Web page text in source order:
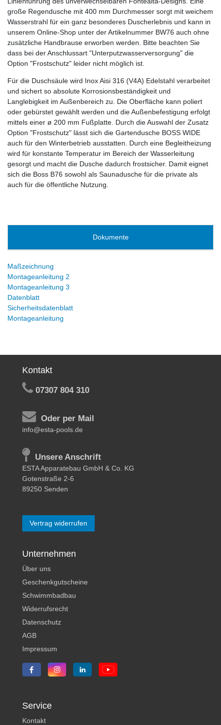
große Regendusche mit 400 mm Durchmesser sorgt mit weichem
Wasserstrahl für ein ganz besonderes Duscherlebnis und kann in
unserem Online-Shop unter der Artikelnummer BW76 auch ohne
zusätzliche Handbrause erworben werden. Bitte beachten Sie
dass bei der Anschlussart "Unterputzwasserversorgung" die
Option "Frostschutz" leider nicht möglich ist.
Für die Duschsäule wird Inox Aisi 316 (V4A) Edelstahl verarbeitet
und sichert so absolute Korrosionsbeständigkeit und
Langlebigkeit im Außenbereich zu. Die Oberfläche kann poliert
oder gebürstet gewählt werden und die Außenbefestigung erfolgt
mittels einer ø 200 mm Fußplatte. Durch die Auswahl der Zusatz
Option "Frostschutz" lässt sich die Gartendusche BOSS WIDE
auch für den Winterbetrieb ausstatten. Durch eine Begleitheizung
wird für konstante Temperatur im Bereich der Wasserleitung
gesorgt und macht die Dusche dadurch frostsicher. Damit eignet
sich die Boss B76 sowohl als Saunadusche für die private als
auch für die öffentliche Nutzung.
Dokumente
Maßzeichnung
Montageanleitung 2
Montageanleitung 3
Datenblatt
Sicherheitsdatenblatt
Montageanleitung
Kontakt
07307 804 310
Oder per Mail
info@esta-pools.de
Unsere Anschrift
ESTA Apparatebau GmbH & Co. KG
Gotenstraße 2-6
89250 Senden
Vertrag widerrufen
Unternehmen
Über uns
Geschenkgutscheine
Schwimmbadbau
Widerrufsrecht
Datenschutz
AGB
Impressum
Service
Kontakt